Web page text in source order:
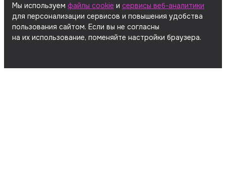
Мы используем файлы cookie и сервисы веб-аналитики
для персонализации сервисов и повышения удобства
пользования сайтом. Если вы не согласны
на их использование, поменяйте настройки браузера.